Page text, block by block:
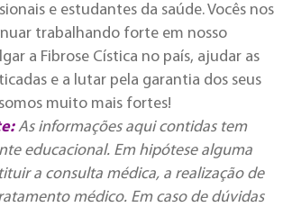
e estudantes da saúde. Vocês nos
trabalhando forte em nosso
a Fibrose Cística no país, ajudar as
e a lutar pela garantia dos seus
muito mais fortes!
As informações aqui contidas tem
educacional. Em hipótese alguma
a consulta médica, a realização de
médico. Em caso de dúvidas